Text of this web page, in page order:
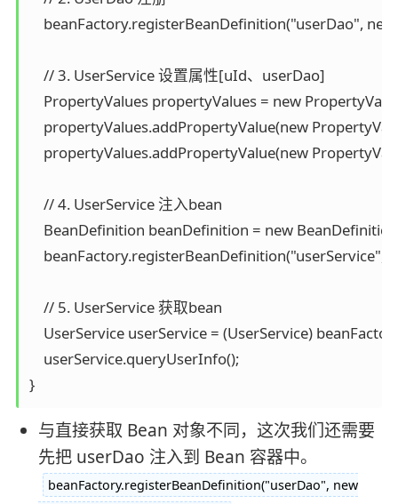
beanFactory.registerBeanDefinition("userDao",
    // 3. UserService 设置属性[uId、userDao]
PropertyValues propertyValues = new
propertyValues.addPropertyValue(new
propertyValues.addPropertyValue(new
    // 4. UserService 注入bean
BeanDefinition beanDefinition = new
    // 5. UserService 获取bean
UserService userService = (UserService)
    userService.queryUserInfo();
}
与直接获取 Bean 对象不同，这次我们还需要
先把 userDao 注入到 Bean 容器中。
beanFactory.registerBeanDefinition("userDao", new